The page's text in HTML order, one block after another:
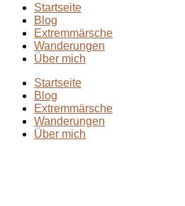
Startseite
Blog
Extremmärsche
Wanderungen
Über mich
Startseite
Blog
Extremmärsche
Wanderungen
Über mich